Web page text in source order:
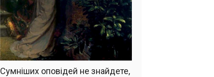
Сумніших оповідей не знайдете,